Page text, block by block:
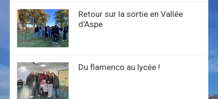
Retour sur la sortie en Vallée
d'Aspe
Du flamenco au lycée !